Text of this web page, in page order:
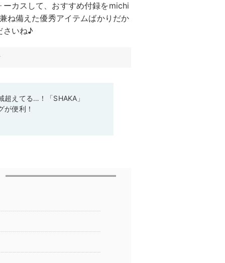
カスして、おすすめ付録をmichi
ね備えた優秀アイテムばかりだか
さいね♪
えてる…！「SHAKA」
が便利！